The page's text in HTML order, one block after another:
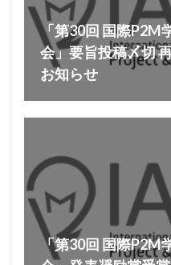
「第30回 国際P2M
会」要旨投稿〆切
お知らせ
「第30回 国際P2M